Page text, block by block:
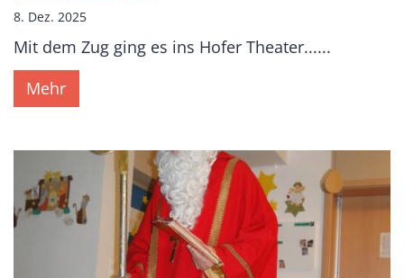
8. Dez. 2025
Mit dem Zug ging es ins Hofer Theater......
Mehr